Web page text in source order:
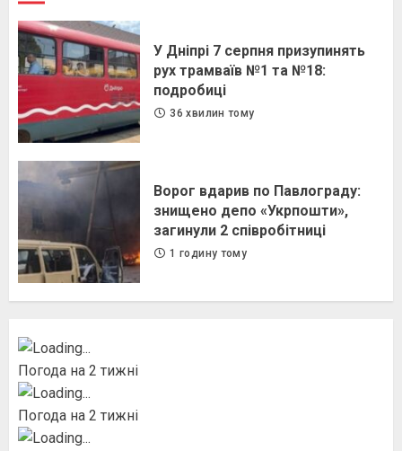
У Дніпрі 7 серпня призупинять
рух трамваїв №1 та №18:
подробиці
36 хвилин тому
Ворог вдарив по Павлограду:
знищено депо «Укрпошти»,
загинули 2 співробітниці
1 годину тому
Погода на 2 тижні
Погода на 2 тижні